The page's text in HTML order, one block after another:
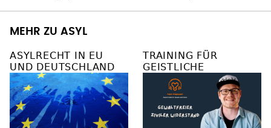
MEHR ZU ASYL
ASYLRECHT IN EU
UND DEUTSCHLAND
TRAINING FÜR
GEISTLICHE